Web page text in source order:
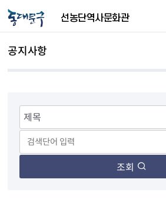
선농단역사문화관
공지사항
조회